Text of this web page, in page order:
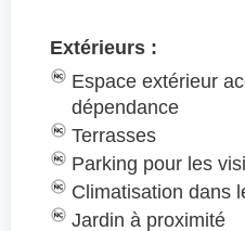
Extérieurs :
Espace extérieur
dépendance
Terrasses
Parking pour les
Climatisation dans
Jardin à proximité